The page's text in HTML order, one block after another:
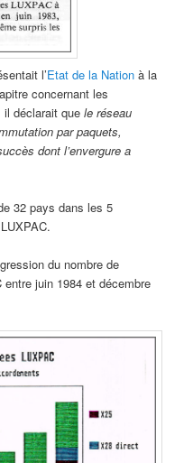
l’Etat de la Nation à la
concernant les
déclarait que le réseau
par paquets,
dont l’envergure a
32 pays dans les 5
du nombre de
juin 1984 et décembre